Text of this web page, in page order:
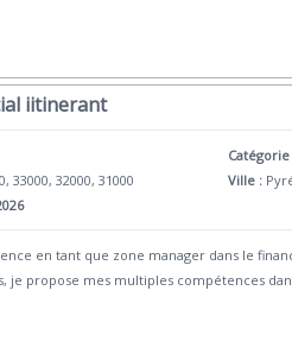
iitinerant
33000, 32000, 31000
Catégorie
Ville :
en tant que zone manager dans le
je propose mes multiples compétences